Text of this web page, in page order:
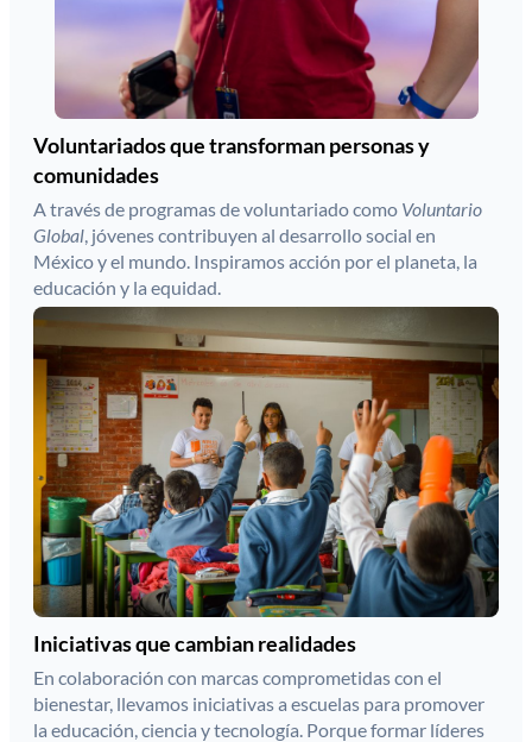
Voluntariados que transforman personas y
comunidades
A través de programas de voluntariado como Voluntario
Global, jóvenes contribuyen al desarrollo social en
México y el mundo. Inspiramos acción por el planeta, la
educación y la equidad.
Iniciativas que cambian realidades
En colaboración con marcas comprometidas con el
bienestar, llevamos iniciativas a escuelas para promover
la educación, ciencia y tecnología. Porque formar líderes